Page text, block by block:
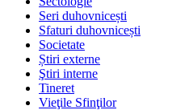
Seri duhovnicești
Sfaturi duhovnicești
Societate
Știri externe
Ştiri interne
Tineret
Vieţile Sfinţilor